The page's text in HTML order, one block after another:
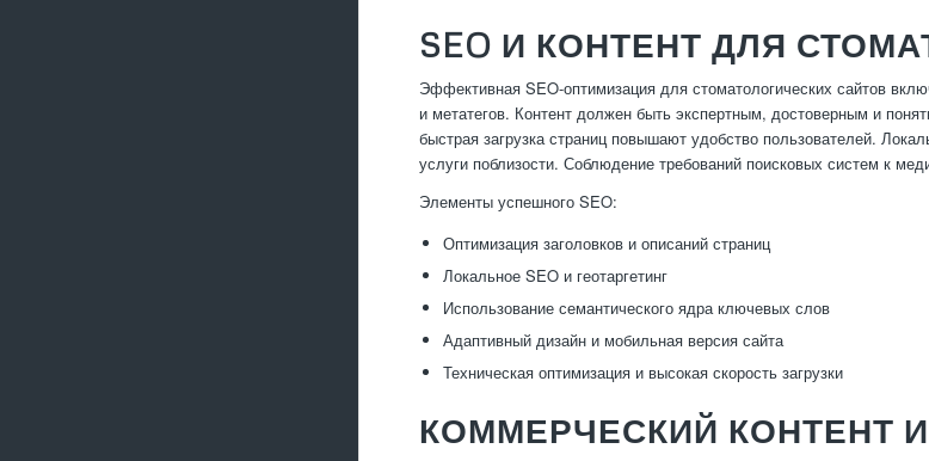
SEO И КОНТЕНТ ДЛЯ
Эффективная SEO-оптимизация для стоматологических сайтов
и метатегов. Контент должен быть экспертным, достоверным и
быстрая загрузка страниц повышают удобство пользователей.
услуги поблизости. Соблюдение требований поисковых систем к
Элементы успешного SEO:
Оптимизация заголовков и описаний страниц
Локальное SEO и геотаргетинг
Использование семантического ядра ключевых слов
Адаптивный дизайн и мобильная версия сайта
Техническая оптимизация и высокая скорость загрузки
КОММЕРЧЕСКИЙ КОНТЕНТ